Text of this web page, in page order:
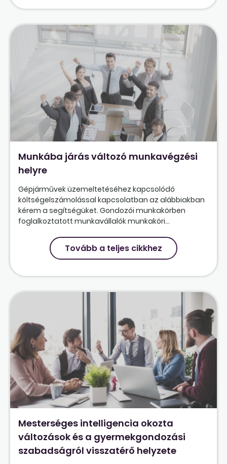
Munkába járás változó munkavégzési
helyre
Gépjárművek üzemeltetéséhez kapcsolódó
költségelszámolással kapcsolatban az alábbiakban
kérem a segítségüket. Gondozói munkakörben
foglalkoztatott munkavállalók munkaköri...
Tovább a teljes cikkhez
Mesterséges intelligencia okozta
változások és a gyermekgondozási
szabadságról visszatérő helyzete